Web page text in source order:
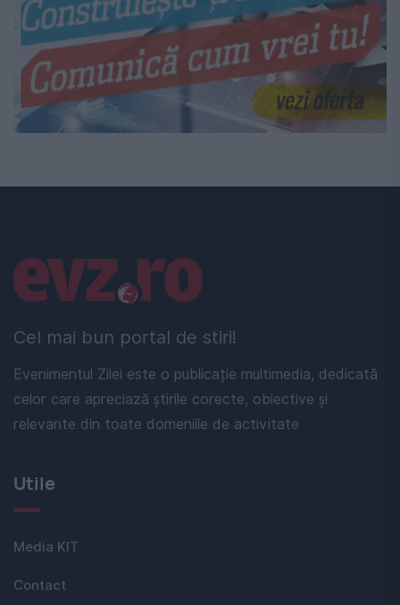
Cel mai bun portal de stiri!
Evenimentul Zilei este o publicație multimedia, dedicată
celor care apreciază știrile corecte, obiective și
relevante din toate domeniile de activitate
Linkuri utile
Utile
Media KIT
Contact